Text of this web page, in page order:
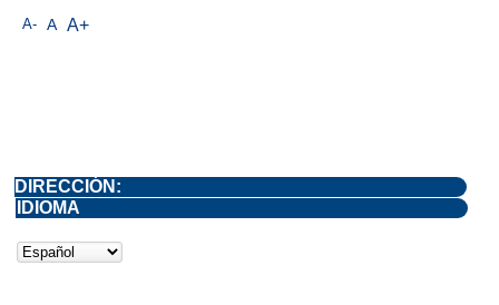
A- A A+
DIRECCIÓN:
IDIOMA